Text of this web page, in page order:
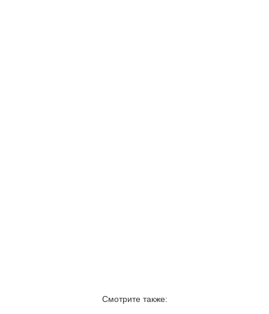
Смотрите также: